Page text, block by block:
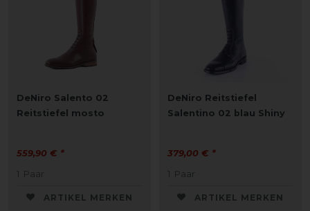
DeNiro Salento 02
Reitstiefel mosto
559,90 € *
1 Paar
ARTIKEL MERKEN
DeNiro Reitstiefel
Salentino 02 blau Shiny
379,00 € *
1 Paar
ARTIKEL MERKEN